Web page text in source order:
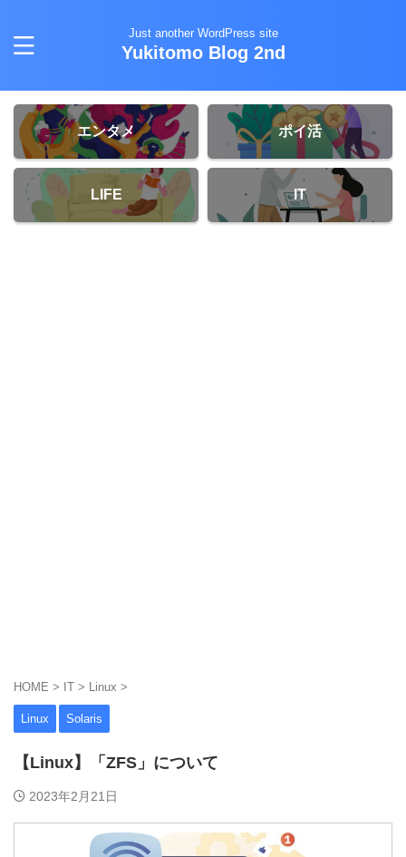
Just another WordPress site
Yukitomo Blog 2nd
エンタメ ポイ活
LIFE IT
HOME > IT > Linux >
Linux Solaris
【Linux】「ZFS」について
2023年2月21日